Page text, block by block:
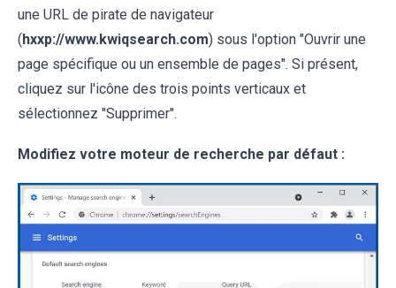
une URL de pirate de navigateur
( hxxp://www.kwiqsearch.com) sous l'option "Ouvrir une
page spécifique ou un ensemble de pages". Si présent,
cliquez sur l'icône des trois points verticaux et
sélectionnez "Supprimer".
Modifiez votre moteur de recherche par défaut :